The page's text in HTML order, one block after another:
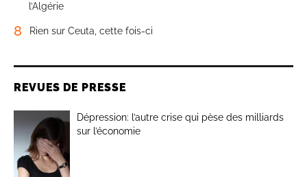
l’Algérie
8 Rien sur Ceuta, cette fois-ci
REVUES DE PRESSE
Dépression: l’autre crise qui pèse des milliards
sur l’économie